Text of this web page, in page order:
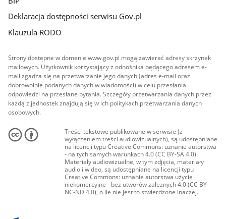
Deklaracja dostępności serwisu Gov.pl
Klauzula RODO
Strony dostępne w domenie www.gov.pl mogą zawierać adresy skrzynek
mailowych. Użytkownik korzystający z odnośnika będącego adresem e-
mail zgadza się na przetwarzanie jego danych (adres e-mail oraz
dobrowolnie podanych danych w wiadomości) w celu przesłania
odpowiedzi na przesłane pytania. Szczegóły przetwarzania danych przez
każdą z jednostek znajdują się w ich politykach przetwarzania danych
osobowych.
Treści tekstowe publikowane w serwisie (z
wyłączeniem treści audiowizualnych), są udostępniane
na licencji typu Creative Commons: uznanie autorstwa
- na tych samych warunkach 4.0 (CC BY-SA 4.0).
Materiały audiowizualne, w tym zdjęcia, materiały
audio i wideo, są udostępniane na licencji typu
Creative Commons: uznanie autorstwa użycie
niekomercyjne - bez utworów zależnych 4.0 (CC BY-
NC-ND 4.0), o ile nie jest to stwierdzone inaczej.